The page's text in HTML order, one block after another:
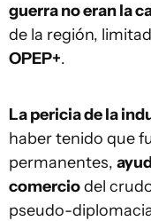
guerra no eran la
de la región,
OPEP+.
La pericia de la
haber tenido que
permanentes,
comerciodel
pseudo-